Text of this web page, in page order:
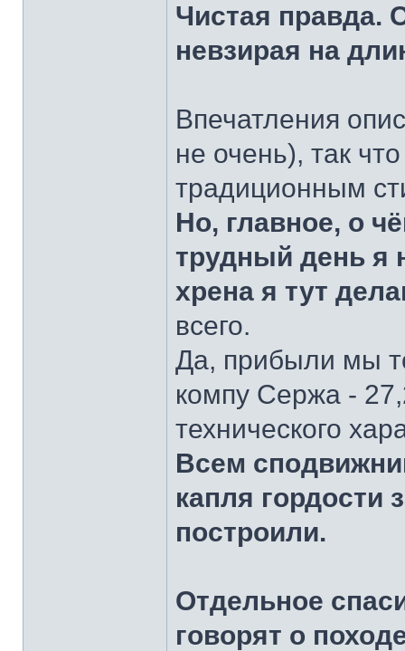
Чистая правда.
невзирая на
Впечатления
не очень), так
традиционным
Но, главное, о
трудный день я
хрена я тут
всего.
Да, прибыли мы
компу Сержа -
технического
Всем
капля гордости
построили.
Отдельное
говорят о